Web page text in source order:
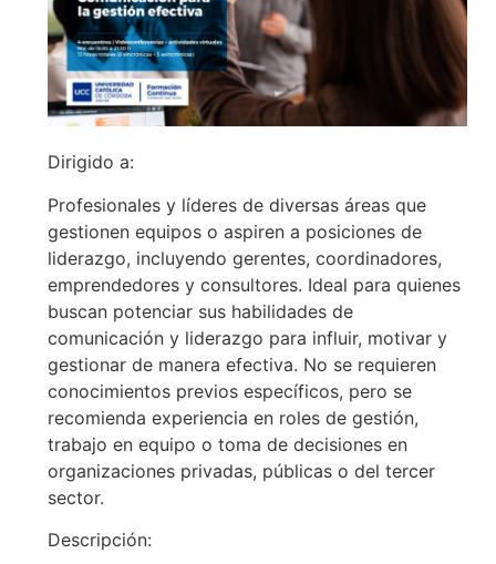
Dirigido a:
Profesionales y líderes de diversas áreas que
gestionen equipos o aspiren a posiciones de
liderazgo, incluyendo gerentes, coordinadores,
emprendedores y consultores. Ideal para quienes
buscan potenciar sus habilidades de
comunicación y liderazgo para influir, motivar y
gestionar de manera efectiva. No se requieren
conocimientos previos específicos, pero se
recomienda experiencia en roles de gestión,
trabajo en equipo o toma de decisiones en
organizaciones privadas, públicas o del tercer
sector.
Descripción: